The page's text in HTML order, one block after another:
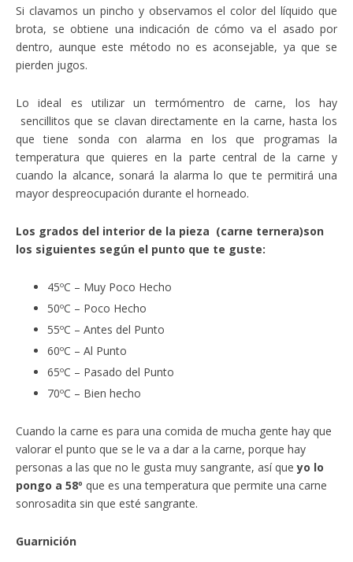
Si clavamos un pincho y observamos el color del líquido que
brota, se obtiene una indicación de cómo va el asado por
dentro, aunque este método no es aconsejable, ya que se
pierden jugos.
Lo ideal es utilizar un termómentro de carne, los hay
sencillitos que se clavan directamente en la carne, hasta los
que tiene sonda con alarma en los que programas la
temperatura que quieres en la parte central de la carne y
cuando la alcance, sonará la alarma lo que te permitirá una
mayor despreocupación durante el horneado.
Los grados del interior de la pieza (carne ternera)son
los siguientes según el punto que te guste:
45ºC – Muy Poco Hecho
50ºC – Poco Hecho
55ºC – Antes del Punto
60ºC – Al Punto
65ºC – Pasado del Punto
70ºC – Bien hecho
Cuando la carne es para una comida de mucha gente hay que
valorar el punto que se le va a dar a la carne, porque hay
personas a las que no le gusta muy sangrante, así queyo lo
pongo a 58º que es una temperatura que permite una carne
sonrosadita sin que esté sangrante.
Guarnición